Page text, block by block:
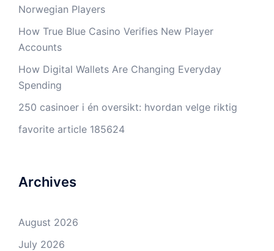
Norwegian Players
How True Blue Casino Verifies New Player
Accounts
How Digital Wallets Are Changing Everyday
Spending
250 casinoer i én oversikt: hvordan velge riktig
favorite article 185624
Archives
August 2026
July 2026